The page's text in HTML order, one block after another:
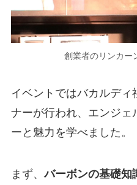
創業者のリンカー
イベントではバカルディ
ナーが行われ、エンジェ
ーと魅力を学べました。
まず、バーボンの基礎知